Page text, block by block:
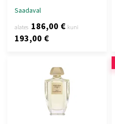
Saadaval
alates 186,00 € kuni
193,00 €